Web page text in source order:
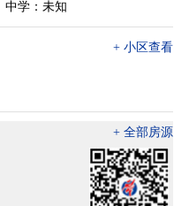
中学：未知
+ 小区查看
+ 全部房源